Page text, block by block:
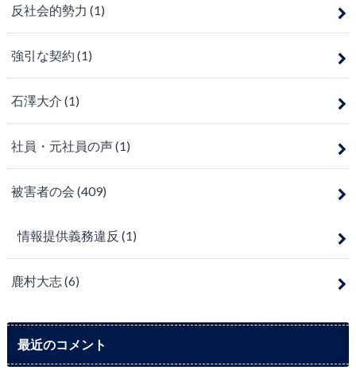
反社会的勢力 (1)
強引な契約 (1)
石澤大介 (1)
社員・元社員の声(1)
被害者の会 (409)
情報提供義務違反 (1)
鹿村大志(6)
最近のコメント